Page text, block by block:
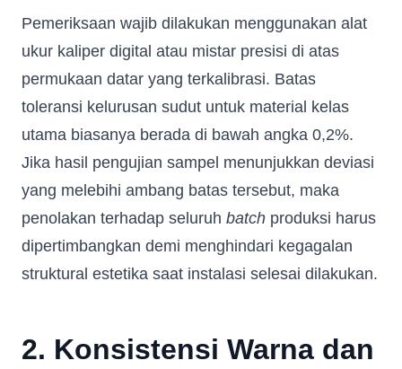
Pemeriksaan wajib dilakukan menggunakan alat
ukur kaliper digital atau mistar presisi di atas
permukaan datar yang terkalibrasi. Batas
toleransi kelurusan sudut untuk material kelas
utama biasanya berada di bawah angka 0,2%.
Jika hasil pengujian sampel menunjukkan deviasi
yang melebihi ambang batas tersebut, maka
penolakan terhadap seluruh batch produksi harus
dipertimbangkan demi menghindari kegagalan
struktural estetika saat instalasi selesai dilakukan.
2. Konsistensi Warna dan